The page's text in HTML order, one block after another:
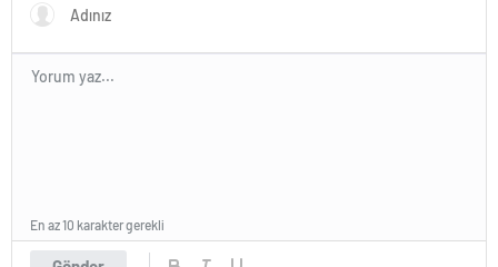
En az 10 karakter gerekli